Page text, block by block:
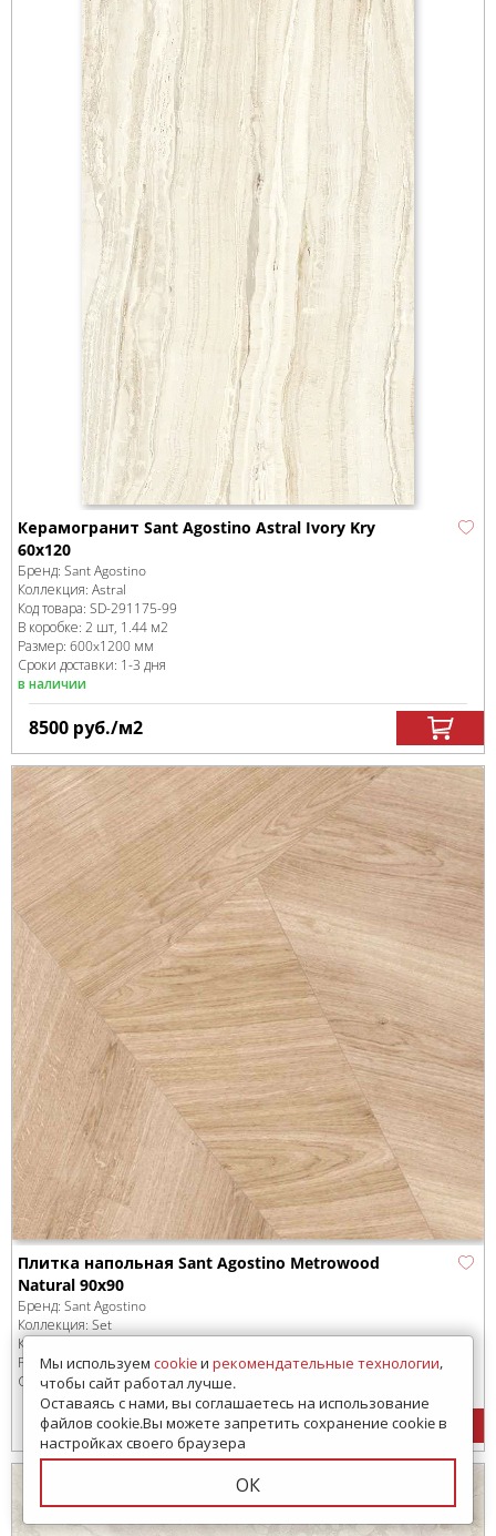
Керамогранит Sant Agostino Astral Ivory Kry
60x120
Бренд: Sant Agostino
Коллекция: Astral
Код товара: SD-291175-99
В коробке: 2 шт, 1.44 м2
Размер: 600x1200 мм
Сроки доставки: 1-3 дня
в наличии
8500 руб./м2
Плитка напольная Sant Agostino Metrowood
Natural 90x90
Бренд: Sant Agostino
Коллекция: Set
Код товара:
Размер:900x900 мм
Сроки доставки: 30 дней
13190руб./м2
Мы используем cookieи рекомендательные технологии,
чтобы сайт работал лучше.
Оставаясь с нами, вы соглашаетесь на использование
файлов cookie.Вы можете запретить сохранение cookie в
настройках своего браузера
ОК